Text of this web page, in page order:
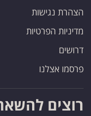
הצהרת נגישות
מדיניות הפרטיות
דרושים
פרסמו אצלנו
רוצים